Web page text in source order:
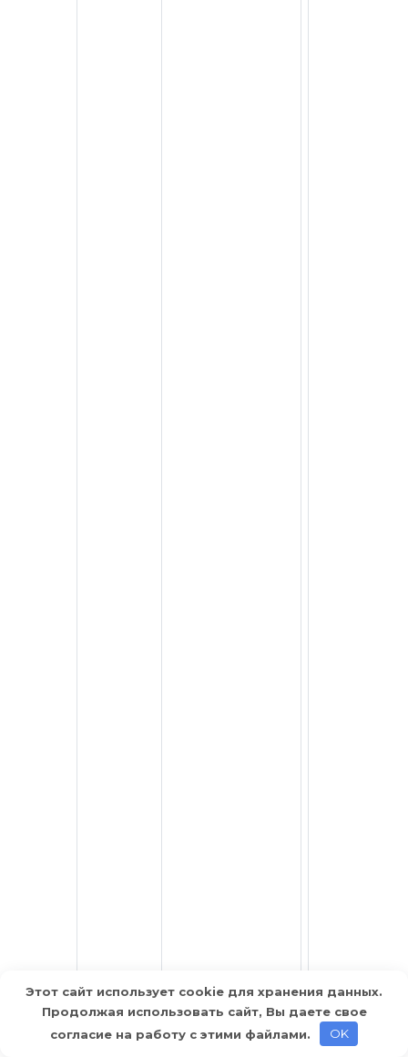
Этот сайт использует cookie для хранения данных.
Продолжая использовать сайт, Вы даете свое
согласие на работу с этими файлами.
OK